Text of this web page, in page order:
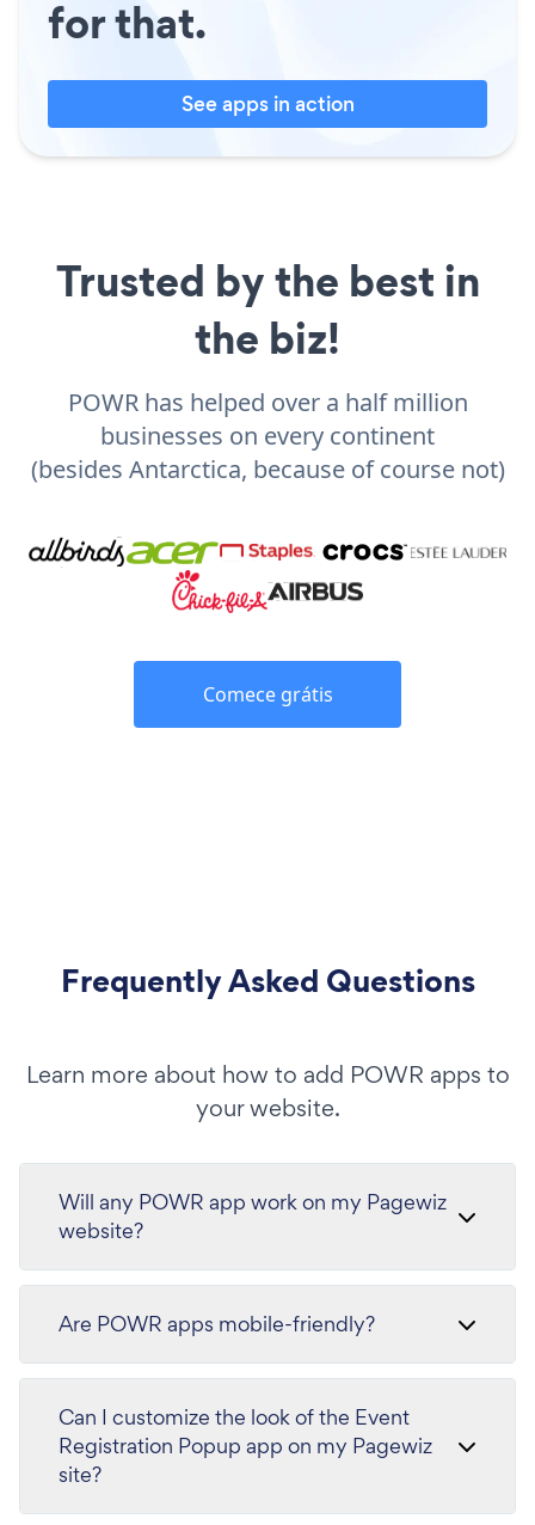
for that.
See apps in action
Trusted by the best in
the biz!
POWR has helped over a half million
businesses on every continent
(besides Antarctica, because of course not)
Comece grátis
Frequently Asked Questions
Learn more about how to add POWR apps to
your website.
Will any POWR app work on my Pagewiz
website?
Are POWR apps mobile-friendly?
Can I customize the look of the Event
Registration Popup app on my Pagewiz
site?